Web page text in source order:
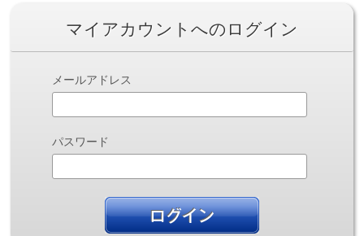
マイアカウントへのログイン
メールアドレス
パスワード